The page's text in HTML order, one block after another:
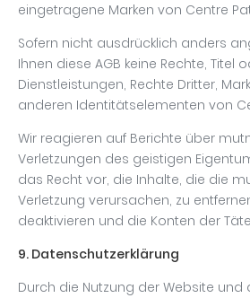
eingetragene Marken von Centre
Sofern nicht ausdrücklich anders
Ihnen diese AGB keine Rechte, Titel
Dienstleistungen, Rechte Dritter,
anderen Identitätselementen von
Wir reagieren auf Berichte über
Verletzungen des geistigen
das Recht vor, die Inhalte, die die
Verletzung verursachen, zu
deaktivieren und die Konten der
9. Datenschutzerklärung
Durch die Nutzung der Website und